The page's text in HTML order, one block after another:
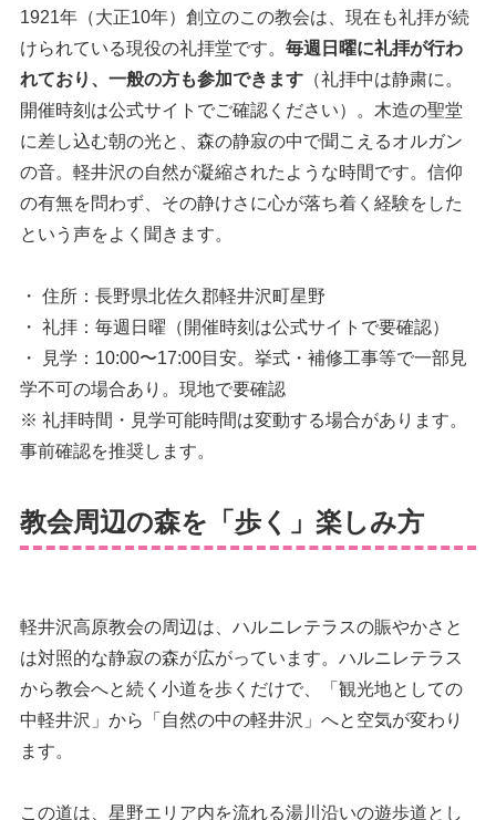
1921年（大正10年）創立のこの教会は、現在も礼拝が続
けられている現役の礼拝堂です。 毎週日曜に礼拝が行わ
れており、一般の方も参加できます（礼拝中は静粛に。
開催時刻は公式サイトでご確認ください）。木造の聖堂
に差し込む朝の光と、森の静寂の中で聞こえるオルガン
の音。軽井沢の自然が凝縮されたような時間です。信仰
の有無を問わず、その静けさに心が落ち着く経験をした
という声をよく聞きます。
・ 住所：長野県北佐久郡軽井沢町星野
・ 礼拝：毎週日曜（開催時刻は公式サイトで要確認）
・ 見学：10:00〜17:00目安。挙式・補修工事等で一部見
学不可の場合あり。現地で要確認
※ 礼拝時間・見学可能時間は変動する場合があります。
事前確認を推奨します。
教会周辺の森を「歩く」楽しみ方
軽井沢高原教会の周辺は、ハルニレテラスの賑やかさと
は対照的な静寂の森が広がっています。ハルニレテラス
から教会へと続く小道を歩くだけで、「観光地としての
中軽井沢」から「自然の中の軽井沢」へと空気が変わり
ます。
この道は、星野エリア内を流れる湯川沿いの遊歩道とし